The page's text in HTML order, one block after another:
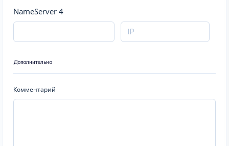
NameServer 4
Дополнительно
Комментарий